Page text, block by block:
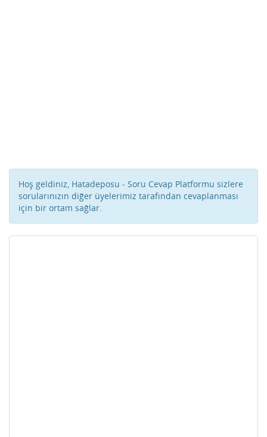
Hoş geldiniz, Hatadeposu - Soru Cevap Platformu sizlere
sorularınızın diğer üyelerimiz tarafından cevaplanması
için bir ortam sağlar.